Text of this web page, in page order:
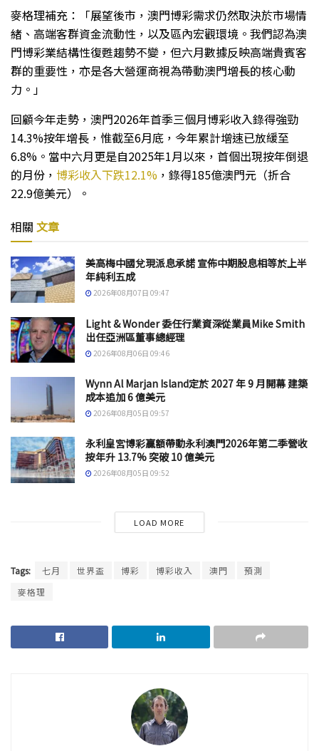
麥格理補充：「展望後市，澳門博彩需求仍然取決於市場情
緒、高端客群資金流動性，以及區內宏觀環境。我們認為澳
門博彩業結構性復甦趨勢不變，但六月數據反映高端貴賓客
群的重要性，亦是各大營運商視為帶動澳門增長的核心動
力。」
回顧今年走勢，澳門2026年首季三個月博彩收入錄得強勁
14.3%按年增長，惟截至6月底，今年累計增速已放緩至
6.8%。當中六月更是自2025年1月以來，首個出現按年倒退
的月份， 博彩收入下跌12.1% ，錄得185億澳門元（折合
22.9億美元）。
相關 文章
美高梅中國兌現派息承諾 宣佈中期股息相等於上半
年純利五成
2026年08月07日 09:47
Light & Wonder 委任行業資深從業員Mike Smith
出任亞洲區董事總經理
2026年08月06日 09:46
Wynn Al Marjan Island定於 2027 年 9 月開幕 建築
成本追加 6 億美元
2026年08月05日 09:57
永利皇宮博彩贏額帶動永利澳門2026年第二季營收
按年升 13.7% 突破 10 億美元
2026年08月05日 09:52
LOAD MORE
Tags: 七月 世界盃 博彩 博彩收入 澳門
預測
麥格理